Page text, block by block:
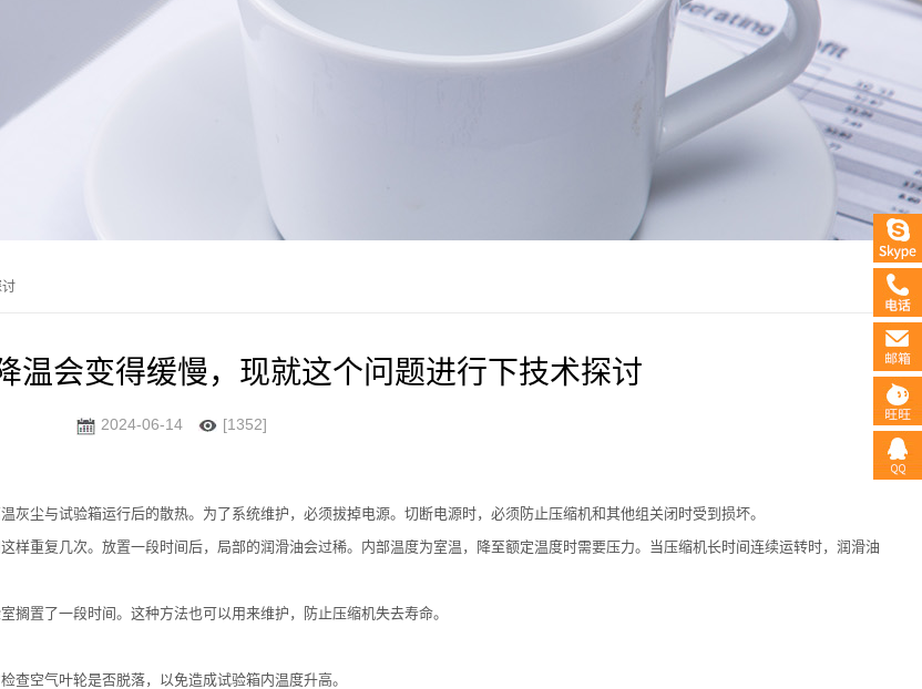
温会变得缓慢，现就这个问题进行下技术探讨
2024-06-14 [1352]
与试验箱运行后的散热。为了系统维护，必须拔掉电源。切断电源时，必须防止压缩机和其他组关闭时受到损坏。
重复几次。放置一段时间后，局部的润滑油会过稀。内部温度为室温，降至额定温度时需要压力。当压缩机长时间连续运转时，润滑油
置了一段时间。这种方法也可以用来维护，防止压缩机失去寿命。
空气叶轮是否脱落，以免造成试验箱内温度升高。